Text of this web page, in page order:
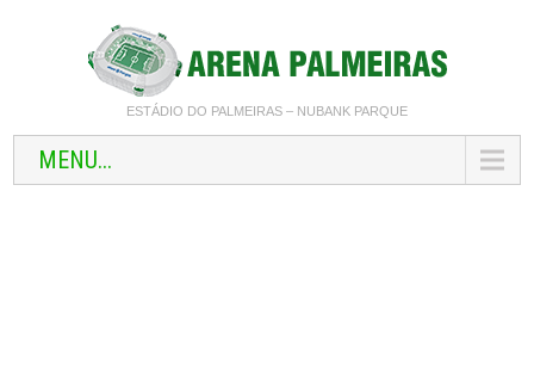
ESTÁDIO DO PALMEIRAS – NUBANK PARQUE
MENU...